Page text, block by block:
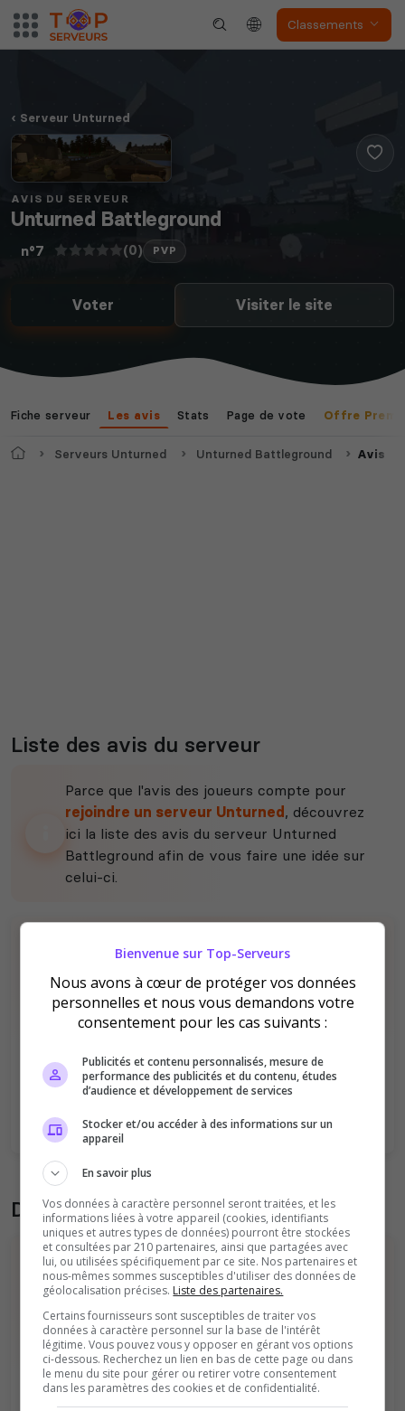
Classements
The Front Atlas
Dune Awakening
Squad
Neverwinter
Nights
Myth of Empires Enshrouded
Serveur Unturned
AVIS DU SERVEUR
Unturned Battleground
n°7 (0) PVP
Voter Visiter le site
Fiche serveur Les avis Stats Page de vote Offre
AccueilServeurs Unturned Unturned Battleground Avis
Liste des avis du serveur
Parce que l'avis des joueurs compte pour
rejoindre un serveur Unturned, découvrez
ici la liste des avis du serveur Unturned
Battleground afin de vous faire une idée sur
celui-ci.
Qualité
Staff du serveur
Ambiance
Disponibilité
Donner son avis sur le serveur
Vous devez être connecté pour ajouter
un avis sur ce serveur !
Bienvenue sur Top-Serveurs
Nous avons à cœur de protéger vos données
personnelles et nous vous demandons votre
consentement pour les cas suivants :
Publicités et contenu personnalisés, mesure de
performance des publicités et du contenu, études
d’audience et développement de services
Stocker et/ou accéder à des informations sur un
appareil
En savoir plus
Vos données à caractère personnel seront traitées, et les
informations liées à votre appareil (cookies, identifiants
uniques et autres types de données) pourront être stockées
et consultées par 210 partenaires, ainsi que partagées avec
lui, ou utilisées spécifiquement par ce site. Nos partenaires et
nous-mêmes sommes susceptibles d'utiliser des données de
géolocalisation précises. Liste des partenaires.
Certains fournisseurs sont susceptibles de traiter vos
données à caractère personnel sur la base de l'intérêt
légitime. Vous pouvez vous y opposer en gérant vos options
ci-dessous. Recherchez un lien en bas de cette page ou dans
le menu du site pour gérer ou retirer votre consentement
dans les paramètres des cookies et de confidentialité.